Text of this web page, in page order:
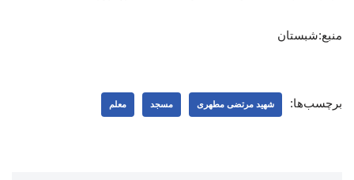
منبع:شبستان
برچسب‌ها: شهید مرتضی مطهری مسجد معلم